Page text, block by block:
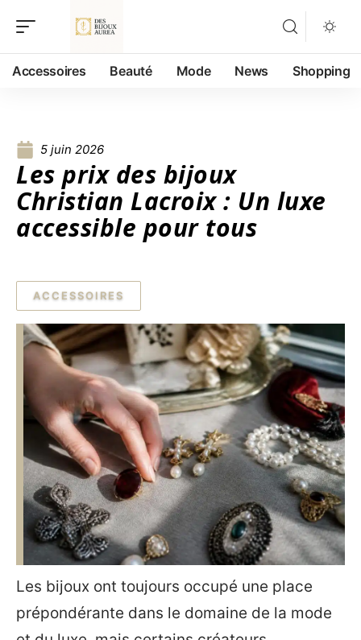
Accessoires Beauté Mode News Shopping
5 juin 2026
Les prix des bijoux
Christian Lacroix : Un luxe
accessible pour tous
ACCESSOIRES
Les bijoux ont toujours occupé une place
prépondérante dans le domaine de la mode